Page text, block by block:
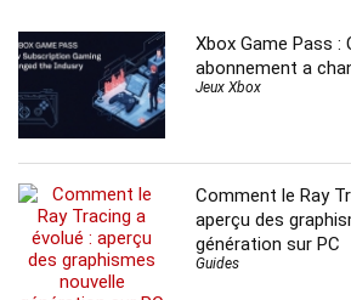
Xbox Game Pass :
abonnement a
Jeux Xbox
Comment le Ray
aperçu des
génération sur PC
Guides